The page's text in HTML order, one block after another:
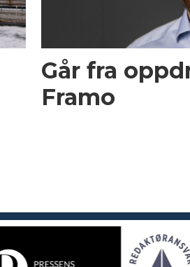
Går fra
Framo